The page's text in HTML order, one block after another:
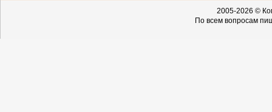
2005-2026 ©
По всем вопросам